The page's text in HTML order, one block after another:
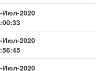
Июл-2020
Июл-2020
Июл-2020